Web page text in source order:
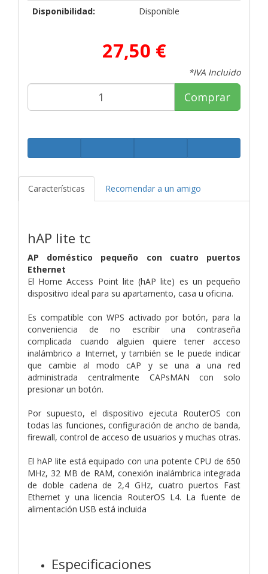
Disponibilidad:
Disponible
27,50 €
*IVA Incluido
Comprar
Características Recomendar a un amigo
hAP lite tc
AP doméstico pequeño con cuatro puertos
Ethernet
El Home Access Point lite (hAP lite) es un pequeño
dispositivo ideal para su apartamento, casa u oficina.
Es compatible con WPS activado por botón, para la
conveniencia de no escribir una contraseña
complicada cuando alguien quiere tener acceso
inalámbrico a Internet, y también se le puede indicar
que cambie al modo cAP y se una a una red
administrada centralmente CAPsMAN con solo
presionar un botón.
Por supuesto, el dispositivo ejecuta RouterOS con
todas las funciones, configuración de ancho de banda,
firewall, control de acceso de usuarios y muchas otras.
El hAP lite está equipado con una potente CPU de 650
MHz, 32 MB de RAM, conexión inalámbrica integrada
de doble cadena de 2,4 GHz, cuatro puertos Fast
Ethernet y una licencia RouterOS L4. La fuente de
alimentación USB está incluida
Especificaciones